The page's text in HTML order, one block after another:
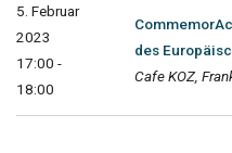
5. Februar
2023
17:00 -
18:00
des
Cafe KOZ,